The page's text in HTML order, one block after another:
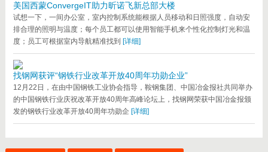
美国西蒙ConvergeIT助力昕诺飞新总部大楼
试想一下，一间办公室，室内控制系统能根据人员移动和日照强度，自动安
排合理的照明与温度；每个员工都可以使用智能手机来个性化控制灯光和温
度；员工可根据室内导航精准找到 [详细]
找钢网获评“钢铁行业改革开放40周年功勋企业”
12月22日，在由中国钢铁工业协会指导，鞍钢集团、中国冶金报社共同举办
的中国钢铁行业庆祝改革开放40周年高峰论坛上，找钢网荣获中国冶金报颁
发的钢铁行业改革开放40周年功勋企 [详细]